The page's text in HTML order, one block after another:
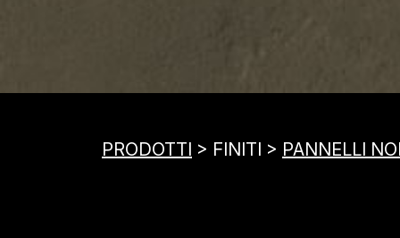
PRODOTTI > FINITI > PANNELLI